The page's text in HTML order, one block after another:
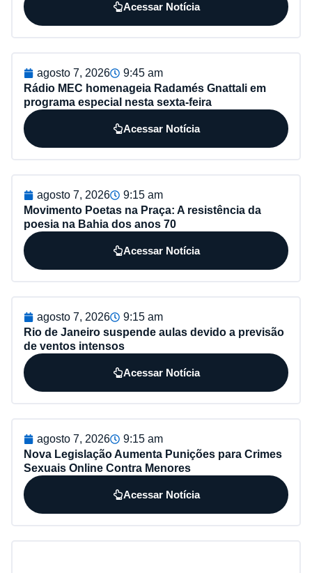
Acessar Notícia
agosto 7, 2026
9:45 am
Rádio MEC homenageia Radamés Gnattali em
programa especial nesta sexta-feira
Acessar Notícia
agosto 7, 2026
9:15 am
Movimento Poetas na Praça: A resistência da
poesia na Bahia dos anos 70
Acessar Notícia
agosto 7, 2026
9:15 am
Rio de Janeiro suspende aulas devido a previsão
de ventos intensos
Acessar Notícia
agosto 7, 2026
9:15 am
Nova Legislação Aumenta Punições para Crimes
Sexuais Online Contra Menores
Acessar Notícia